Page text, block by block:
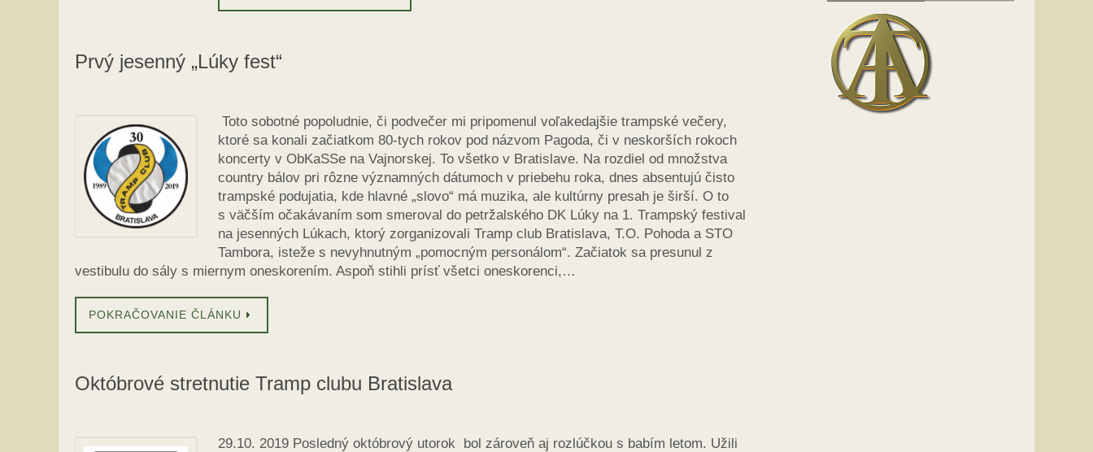
Prvý jesenný „Lúky fest“
Toto sobotné popoludnie, či podvečer mi pripomenul voľakedajšie trampské večery,
ktoré sa konali začiatkom 80-tych rokov pod názvom Pagoda, či v neskorších rokoch
koncerty v ObKaSSe na Vajnorskej. To všetko v Bratislave. Na rozdiel od množstva
country bálov pri rôzne významných dátumoch v priebehu roka, dnes absentujú čisto
trampské podujatia, kde hlavné „slovo“ má muzika, ale kultúrny presah je širší. O to
s väčším očakávaním som smeroval do petržalského DK Lúky na 1. Trampský festival
na jesenných Lúkach, ktorý zorganizovali Tramp club Bratislava, T.O. Pohoda a STO
Tambora, isteže s nevyhnutným „pomocným personálom“. Začiatok sa presunul z
vestibulu do sály s miernym oneskorením. Aspoň stihli prísť všetci oneskorenci,…
POKRAČOVANIE ČLÁNKU
Októbrové stretnutie Tramp clubu Bratislava
29.10. 2019 Posledný októbrový utorok bol zároveň aj rozlúčkou s babím letom. Užili